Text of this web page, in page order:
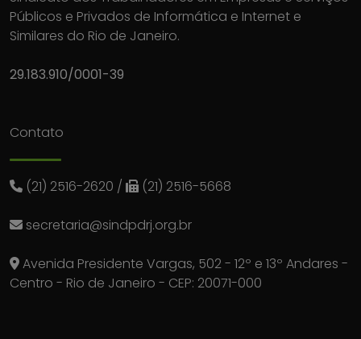
Públicos e Privados de Informática e Internet e
Similares do Rio de Janeiro.
29.183.910/0001-39
Contato
(21) 2516-2620 / (21) 2516-5668
secretaria@sindpdrj.org.br
Avenida Presidente Vargas, 502 - 12º e 13º Andares -
Centro - Rio de Janeiro - CEP: 20071-000